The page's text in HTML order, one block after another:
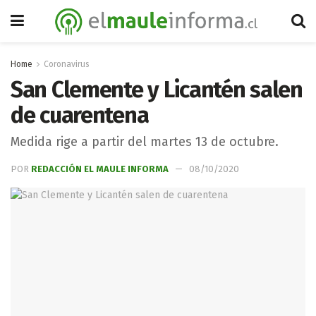
Home Coronavirus
San Clemente y Licantén salen
de cuarentena
Medida rige a partir del martes 13 de octubre.
POR REDACCIÓN EL MAULE INFORMA 08/10/2020